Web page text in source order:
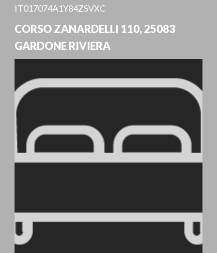
IT017074A1Y84ZSVXC
CORSO ZANARDELLI 110,25083
GARDONE RIVIERA